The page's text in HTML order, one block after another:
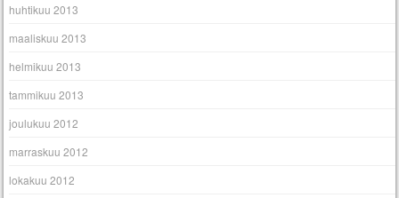
huhtikuu 2013
maaliskuu 2013
helmikuu 2013
tammikuu 2013
joulukuu 2012
marraskuu 2012
lokakuu 2012